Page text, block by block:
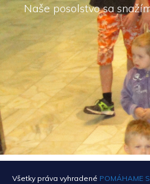
Naše posolstvo sa
Všetky práva vyhradené POMÁHAME